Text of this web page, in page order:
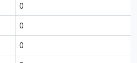
0
0
0